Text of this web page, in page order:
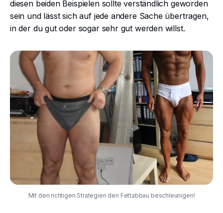
diesen beiden Beispielen sollte verständlich geworden
sein und lässt sich auf jede andere Sache übertragen,
in der du gut oder sogar sehr gut werden willst.
Mit den richtigen Strategien den Fettabbau beschleunigen!